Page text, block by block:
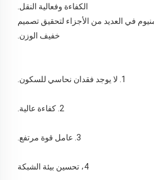
الكفاءة وفعالية النقل.
خفيف الوزن.
1. لا يوجد فقدان نحاسي للسكون.
2. كفاءة عالية.
3. عامل قوة مرتفع.
4، تحسين بيئة الشبكة